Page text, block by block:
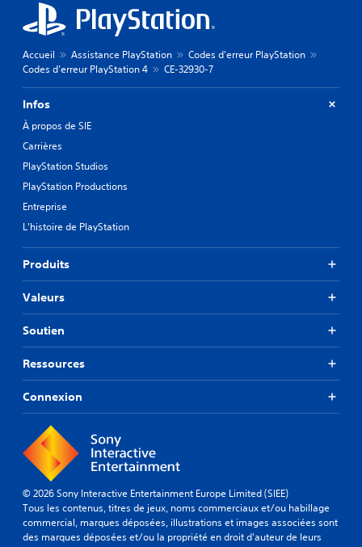
Accueil Assistance PlayStation
Codes d'erreur PlayStation
Codes d'erreur PlayStation 4
CE-32930-7
Infos
À propos de SIE
Carrières
PlayStation Studios
PlayStation Productions
Entreprise
L'histoire de PlayStation
Produits
Valeurs
Soutien
Ressources
Connexion
© 2026 Sony Interactive Entertainment Europe Limited (SIEE)
Tous les contenus, titres de jeux, noms commerciaux et/ou habillage
commercial, marques déposées, illustrations et images associées sont
des marques déposées et/ou la propriété en droit d'auteur de leurs